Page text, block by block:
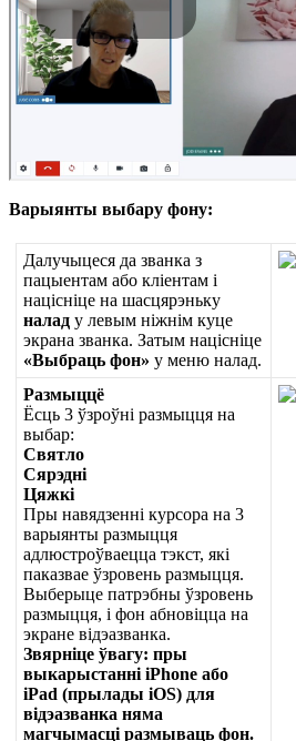
Варыянты выбару фону:
Далучыцеся да званка з
пацыентам або кліентам і
націсніце на шасцярэньку
налад у левым ніжнім куце
экрана званка. Затым націсніце
«Выбраць фон» у меню налад.
Размыццё
Ёсць 3 ўзроўні размыцця на
выбар:
Святло
Сярэдні
Цяжкі
Пры навядзенні курсора на 3
варыянты размыцця
адлюстроўваецца тэкст, які
паказвае ўзровень размыцця.
Выберыце патрэбны ўзровень
размыцця, і фон абновіцца на
экране відэазванка.
Звярніце ўвагу: пры
выкарыстанні iPhone або
iPad (прылады iOS) для
відэазванка няма
магчымасці размываць фон.